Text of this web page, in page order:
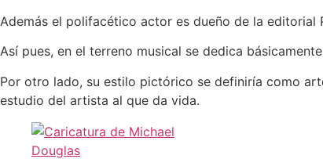
Además el polifacético actor es dueño de la
Así pues, en el terreno musical se dedica
Por otro lado, su estilo pictórico se definiría como
estudio del artista al que da vida.